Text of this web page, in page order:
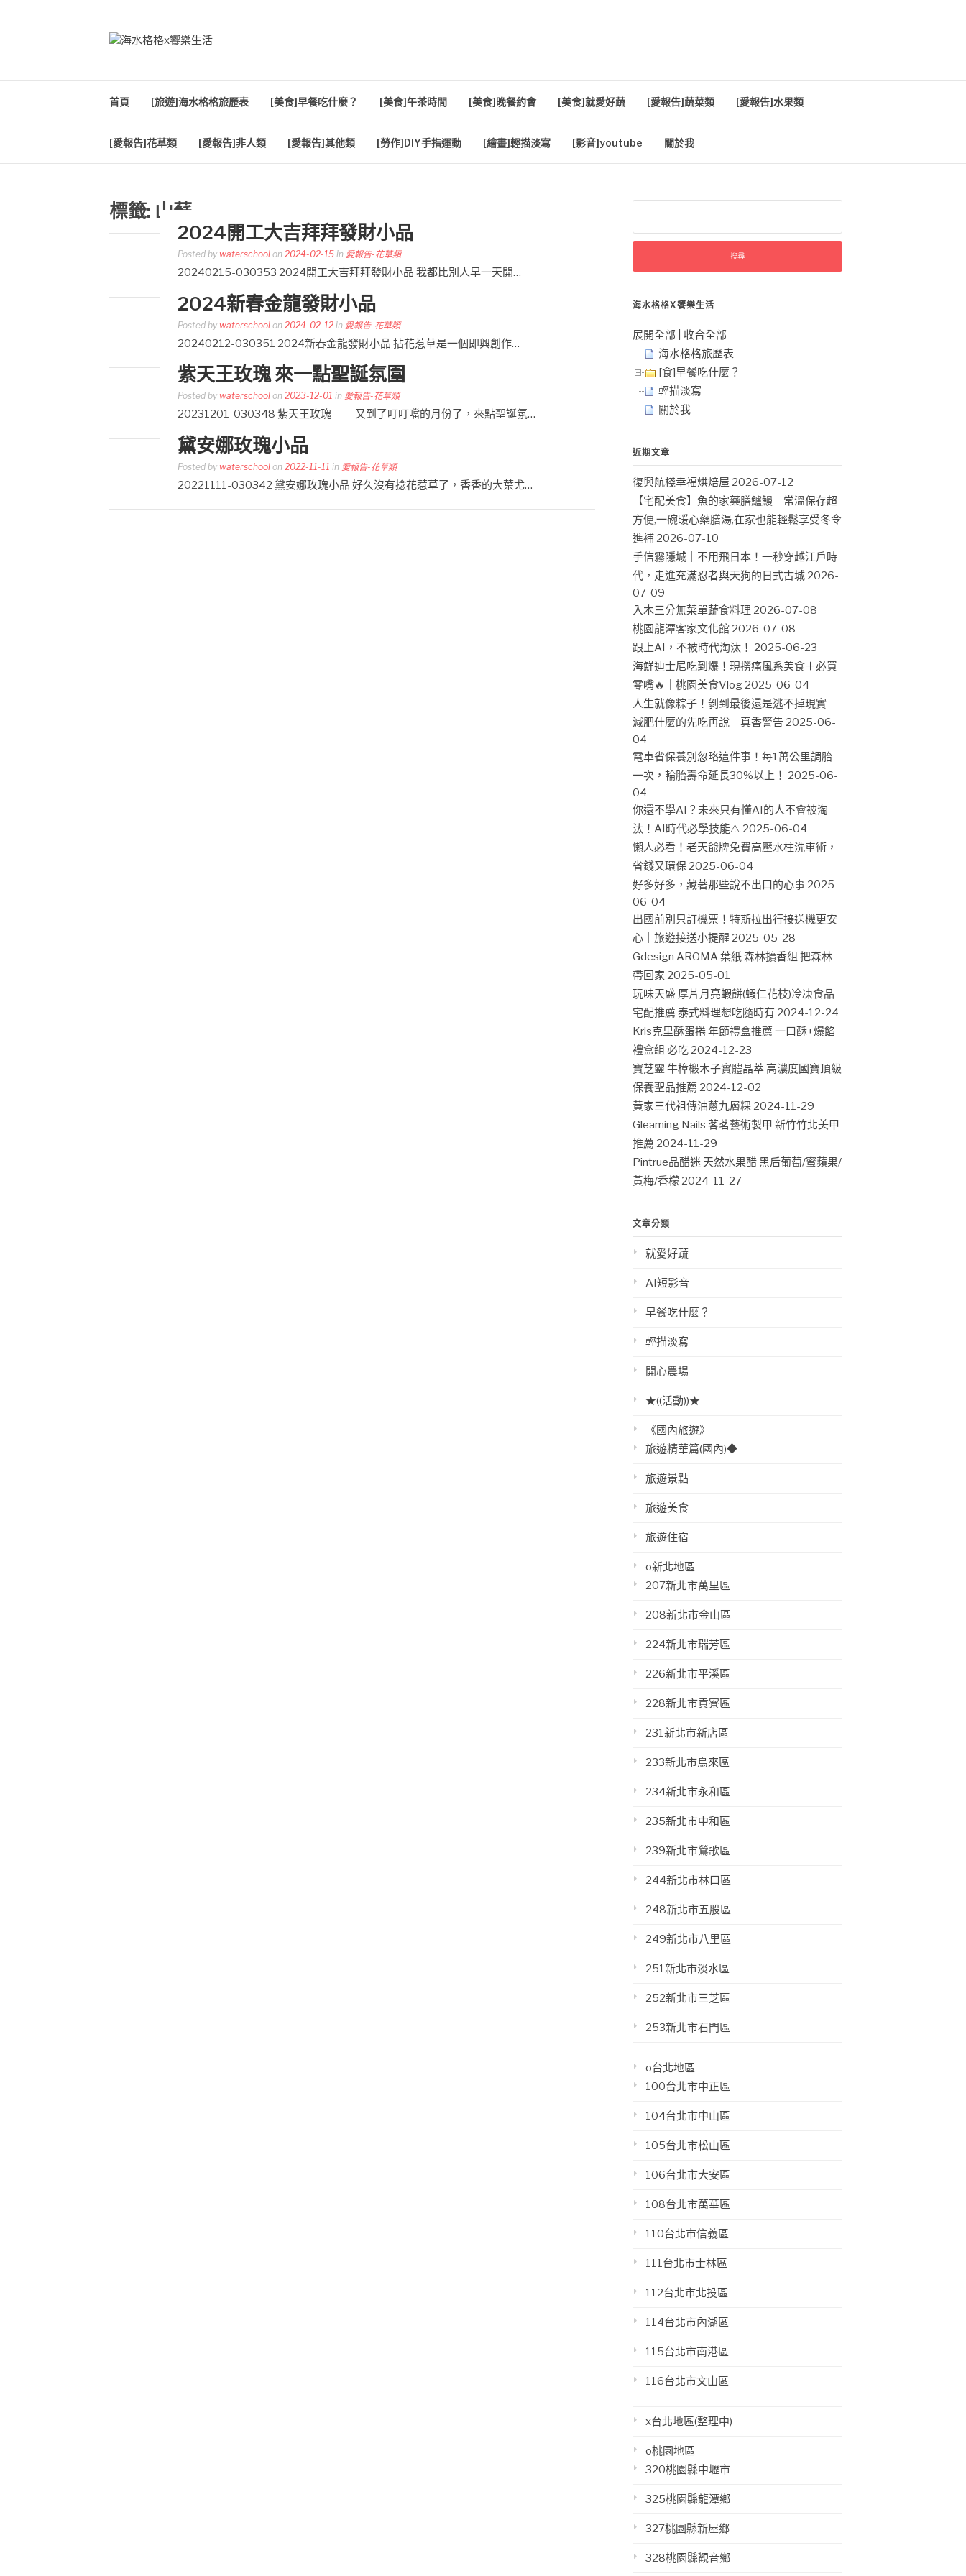
首頁 [旅遊]海水格格旅歷表 [美食]早餐吃什麼？ [美食]午茶時間 [美食]晚餐約會 [美食]就愛好蔬 [愛報告]蔬菜類 [愛報告]水果類
[愛報告]花草類 [愛報告]非人類 [愛報告]其他類 [勞作]DIY手指運動 [繪畫]輕描淡寫 [影音]youtube 關於我
標籤: 山蘇
2024開工大吉拜拜發財小品
Posted by waterschool on 2024-02-15 in 愛報告-花草類
20240215-030353 2024開工大吉拜拜發財小品 我都比別人早一天開…
2024新春金龍發財小品
Posted by waterschool on 2024-02-12 in 愛報告-花草類
20240212-030351 2024新春金龍發財小品 拈花惹草是一個即興創作…
紫天王玫瑰 來一點聖誕氛圍
Posted by waterschool on 2023-12-01 in 愛報告-花草類
20231201-030348 紫天王玫瑰 又到了叮叮噹的月份了，來點聖誕氛…
黛安娜玫瑰小品
Posted by waterschool on 2022-11-11 in 愛報告-花草類
20221111-030342 黛安娜玫瑰小品 好久沒有捻花惹草了，香香的大葉尤…
關
字:
海水格格X饗樂生活
展開全部
收合全部
海水格格旅歷表
[食]早餐吃什麼？
輕描淡寫
關於我
近期文章
復興航棧幸福烘焙屋 2026-07-12
【宅配美食】魚的家藥膳鱸鰻｜常溫保存超
方便,一碗暖心藥膳湯,在家也能輕鬆享受冬令
進補 2026-07-10
手信霧隱城｜不用飛日本！一秒穿越江戶時
代，走進充滿忍者與天狗的日式古城 2026-
07-09
入木三分無菜單蔬食料理 2026-07-08
桃園龍潭客家文化館 2026-07-08
跟上AI，不被時代淘汰！ 2025-06-23
海鮮迪士尼吃到爆！現撈痛風系美食＋必買
零嘴🔥｜桃園美食Vlog 2025-06-04
人生就像粽子！剝到最後還是逃不掉現實｜
減肥什麼的先吃再說｜真香警告 2025-06-
04
電車省保養別忽略這件事！每1萬公里調胎
一次，輪胎壽命延長30%以上！ 2025-06-
04
你還不學AI？未來只有懂AI的人不會被淘
汰！AI時代必學技能⚠️ 2025-06-04
懶人必看！老天爺牌免費高壓水柱洗車術，
省錢又環保 2025-06-04
好多好多，藏著那些說不出口的心事 2025-
06-04
出國前別只訂機票！特斯拉出行接送機更安
心｜旅遊接送小提醒 2025-05-28
Gdesign AROMA 葉紙 森林擴香組 把森林
帶回家 2025-05-01
玩味天盛 厚片月亮蝦餅(蝦仁花枝)冷凍食品
宅配推薦 泰式料理想吃隨時有 2024-12-24
Kris克里酥蛋捲 年節禮盒推薦 一口酥+爆餡
禮盒組 必吃 2024-12-23
寶芝靈 牛樟椴木子實體晶萃 高濃度國寶頂級
保養聖品推薦 2024-12-02
黃家三代祖傳油蔥九層粿 2024-11-29
Gleaming Nails 茖茗藝術製甲 新竹竹北美甲
推薦 2024-11-29
Pintrue品醋迷 天然水果醋 黑后葡萄/蜜蘋果/
黃梅/香檬 2024-11-27
文章分類
就愛好蔬
AI短影音
早餐吃什麼？
輕描淡寫
開心農場
★((活動))★
《國內旅遊》
旅遊精華篇(國內)◆
旅遊景點
旅遊美食
旅遊住宿
o新北地區
207新北市萬里區
208新北市金山區
224新北市瑞芳區
226新北市平溪區
228新北市貢寮區
231新北市新店區
233新北市烏來區
234新北市永和區
235新北市中和區
239新北市鶯歌區
244新北市林口區
248新北市五股區
249新北市八里區
251新北市淡水區
252新北市三芝區
253新北市石門區
o台北地區
100台北市中正區
104台北市中山區
105台北市松山區
106台北市大安區
108台北市萬華區
110台北市信義區
111台北市士林區
112台北市北投區
114台北市內湖區
115台北市南港區
116台北市文山區
x台北地區(整理中)
o桃園地區
320桃園縣中壢市
325桃園縣龍潭鄉
327桃園縣新屋鄉
328桃園縣觀音鄉